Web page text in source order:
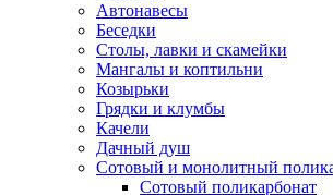
Автонавесы
Беседки
Столы, лавки и скамейки
Мангалы и коптильни
Козырьки
Грядки и клумбы
Качели
Дачный душ
Сотовый и монолитный
Сотовый поликарбонат